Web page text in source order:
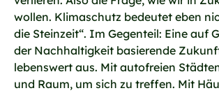
wollen. Klimaschutz bedeutet eben
die Steinzeit“. Im Gegenteil: Eine auf
der Nachhaltigkeit basierende
lebenswert aus. Mit autofreien
und Raum, um sich zu treffen. Mit